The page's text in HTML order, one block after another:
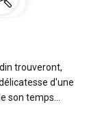
trouveront,
d'une
son temps…